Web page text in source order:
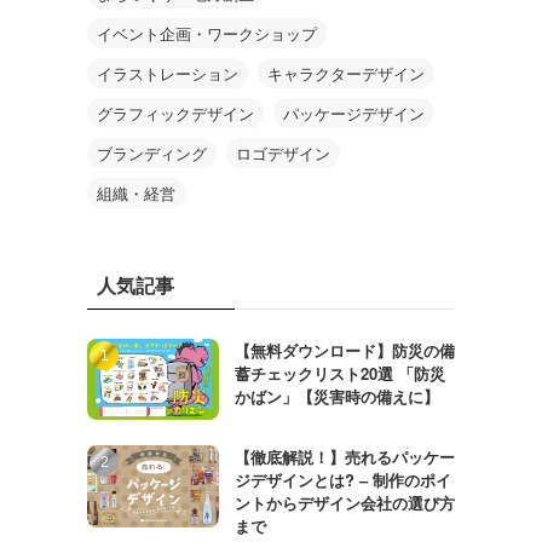
イベント企画・ワークショップ
イラストレーション
キャラクターデザイン
グラフィックデザイン
パッケージデザイン
ブランディング
ロゴデザイン
組織・経営
人気記事
【無料ダウンロード】防災の備
蓄チェックリスト20選 「防災
かばン」【災害時の備えに】
【徹底解説！】売れるパッケー
ジデザインとは? – 制作のポイ
ントからデザイン会社の選び方
まで